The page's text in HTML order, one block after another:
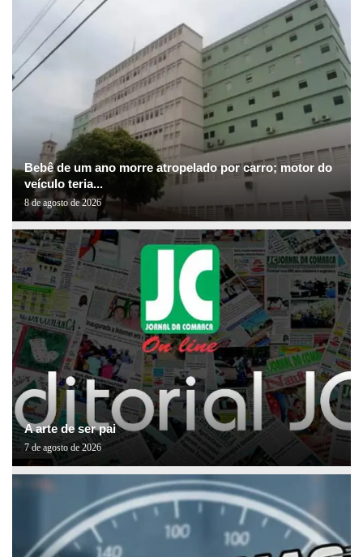
Bebê de um ano morre atropelado por carro; motor do
veículo teria...
8 de agosto de 2026
A arte de ser pai
7 de agosto de 2026